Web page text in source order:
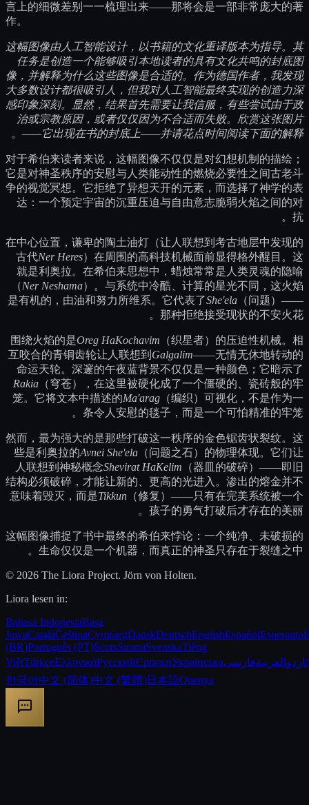
言上的细微差别一一梳理出来——那将会是一部非常庞大的著
作。
这幅图像由人工智能设计，以书籍的文化重译版本为指导。其
任务是创造一个能够吸引本地读者的具有文化共鸣的封底图
像，并解释为什么这些图像是合适的。作为德国作者，我发现
大多数设计都很吸引人，但我对人工智能最终实现的创造力深
感印象深刻。显然，结果首先需要让我信服，有些尝试由于政
治或宗教原因，或者仅仅因为不合适而失败。欣赏这张图片
——它出现在书的封底上——并请花点时间阅读下面的解释。
对于希伯来读者来说，这幅图像不仅仅是对幻想机制的描绘；
它是对神圣秩序的安慰与人类能动性的燃烧必要性之间古老斗
争的视觉冥想。它拒绝了异想天开的元素，而选择了神学的表
达：一个预定宇宙的沉重压迫与自由意志脆弱火焰之间的对
抗。
在中心位置，谦卑的陶土油灯（让人联想到考古地层中发现的
古代Ner Heres）在周围的高科技机械面前显得格外醒目。这
就是利奥拉。在希伯来思想中，蜡烛常常是人类灵魂的隐喻
（Ner Neshama）。与系统中冷酷、计算的星光不同，这火焰
是有机的，由油和努力所维系。它代表了She'ela （问题）——
那种拒绝接受现状的不安火花。
围绕火焰的是Oreg HaKochavim （织星者）的压迫性机械。相
互咬合的青铜齿轮让人联想到 Galgalim——无情无休地转动的
命运天轮。深邃的午夜蓝背景不仅仅是一种颜色；它暗示了
Rakia （穹苍），在这里被硬化成了一个僵硬的、瓷砖般的牢
笼。它将文本中描述的Ma'arag （编织）可视化，不是作为一
条令人安慰的毯子，而是一个可怕精准的牢笼。
然而，最为强大的是那些打破这一秩序的金色锯齿状裂纹。这
些是利奥拉的Avnei She'ela （问题之石）的物理体现。它们让
人联想到神秘概念Shevirat HaKelim （器皿的破碎）——即旧
结构必须破碎，才能让新的、更高的光进入。渗出的熔金并不
意味着毁灭，而是Tikkun （修复）——只有在完美系统被一个
孩子的勇气打破后才存在的美丽。
这幅图像捕捉了书中最终的希伯来悖论：一个纯净、未破损的
生命仅仅是一个机器，而真正的神圣只存在于裂缝之中。
© 2026 The Liora Project. Jörn von Holten.
Liora lesen in:
Bahasa IndonesiaBasa
JawaCatalàČeštinaCymraegDanskDeutschEnglishEspañolEsperanto
(BR)Português (PT)ScotsSuomiSvenskaTiếng
ViệtTürkçeΕλληνικάРусскийСрпскиУкраїнська اردو العربيةفارسی
한국어中文 (简体)中文 (繁體)日本語Quenya